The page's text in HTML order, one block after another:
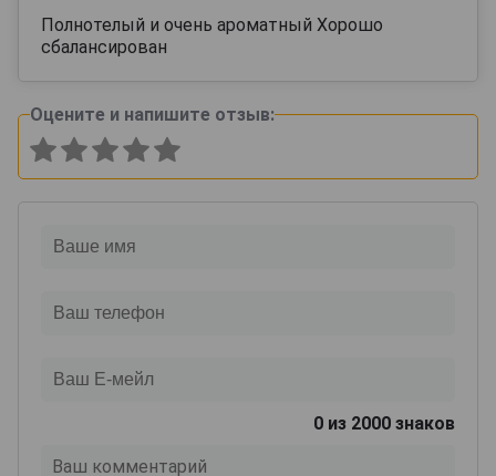
Полнотелый и очень ароматный Хорошо
сбалансирован
Оцените и напишите отзыв:
0 из 2000 знаков